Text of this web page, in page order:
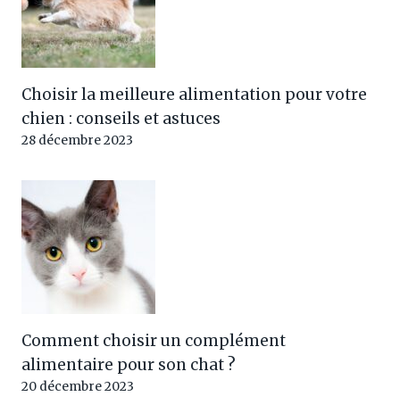
Choisir la meilleure alimentation pour votre
chien : conseils et astuces
28 décembre 2023
Comment choisir un complément
alimentaire pour son chat ?
20 décembre 2023